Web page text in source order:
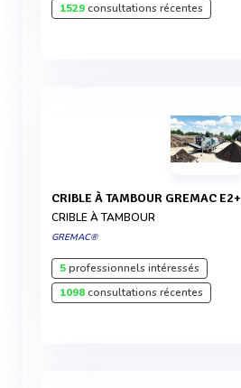
1529consultations récentes
CRIBLE À TAMBOUR GREMAC E2+
CRIBLE À TAMBOUR
GREMAC®
5professionnels intéressés
1098consultations récentes